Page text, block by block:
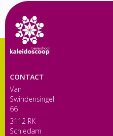
CONTACT
Van
Swindensingel
66
3112 RK
Schiedam